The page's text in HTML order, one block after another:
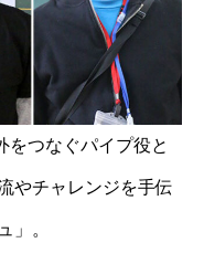
をつなぐパイプ役と
やチャレンジを手伝
」。